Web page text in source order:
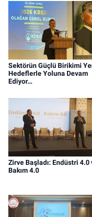
Sektörün Güçlü Birikimi
Hedeflerle Yoluna Devam
Ediyor…
Zirve Başladı: Endüstri 4.0
Bakım 4.0